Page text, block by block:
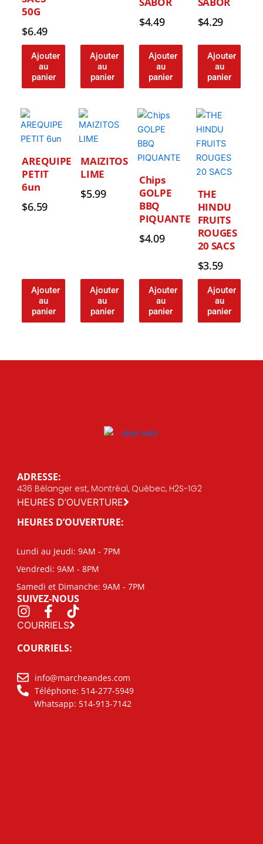
50G
$6.49
Ajouter
au
panier
Ajouter
au
panier
$4.49
Ajouter
au
panier
$4.29
Ajouter
au
panier
AREQUIPE
PETIT
6un
$6.59
Ajouter
au
panier
MAIZITOS
LIME
$5.99
Ajouter
au
panier
Chips
GOLPE
BBQ
PIQUANTE
$4.09
Ajouter
au
panier
THE
HINDU
FRUITS
ROUGES
20 SACS
$3.59
Ajouter
au
panier
ADRESSE:
436 Bélanger est, Montréal, Québec, H2S-1G2
HEURES D’OUVERTURE
HEURES D’OUVERTURE:
Lundi au Jeudi: 9AM - 7PM
Vendredi: 9AM - 8PM
Samedi et Dimanche: 9AM - 7PM
SUIVEZ-NOUS
COURRIELS
COURRIELS:
info@marcheandes.com
Téléphone: 514-277-5949
Whatsapp: 514-913-7142